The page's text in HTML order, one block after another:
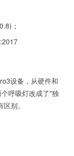
；
设备，从硬件和
呼吸灯改成了"独
别。